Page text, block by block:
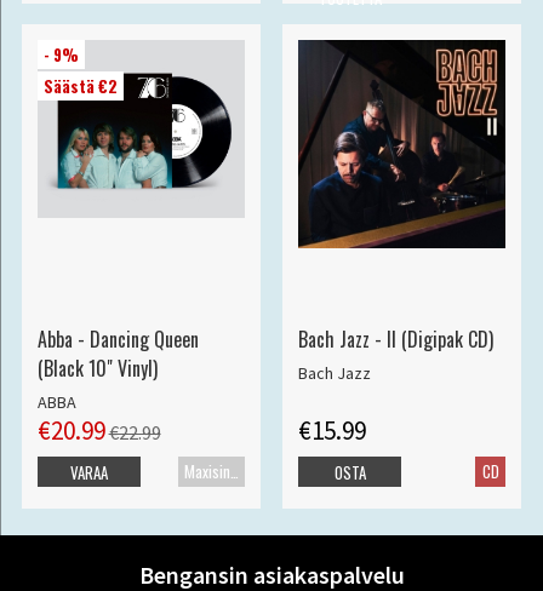
- 9%
Säästä €2
Abba - Dancing Queen
(Black 10" Vinyl)
ABBA
€20.99€22.99
Maxisingle
VARAA
Bach Jazz - II (Digipak CD)
Bach Jazz
€15.99
CD
OSTA
Bengansin asiakaspalvelu